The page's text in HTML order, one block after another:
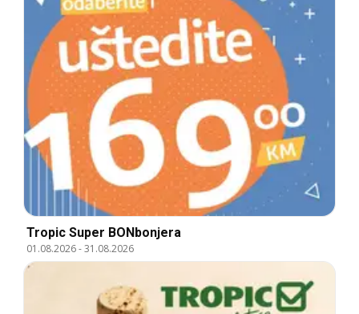
Tropic Super BONbonjera
01.08.2026-31.08.2026